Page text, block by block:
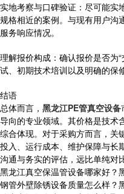
实地考察与口碑验证：尽可能实
规格相近的案例。与现有用户沟
服务响应情况。
理解报价构成：确认报价是否为
试、初期技术培训以及明确的保
结语
总体而言， 黑龙江PE管真空设备
导向的专业领域。其价格是技术
综合体现。对于采购方而言，关
投入、运行成本、维护保障与长
沟通与务实的评估，远比单纯对
黑龙江真空保温管设备哪家好？
钢管外壁除锈设备质量怎么样？